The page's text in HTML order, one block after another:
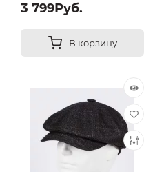
3 799Руб.
В корзину